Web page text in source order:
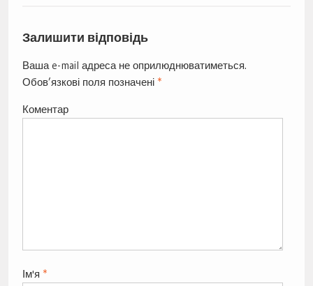
Залишити відповідь
Ваша e-mail адреса не оприлюднюватиметься.
Обов’язкові поля позначені *
Коментар
Ім'я *